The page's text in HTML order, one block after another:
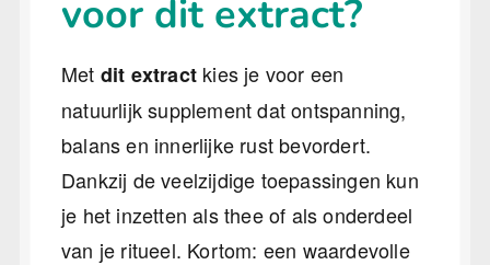
voor dit extract?
Met dit extract kies je voor een
natuurlijk supplement dat ontspanning,
balans en innerlijke rust bevordert.
Dankzij de veelzijdige toepassingen kun
je het inzetten als thee of als onderdeel
van je ritueel. Kortom: een waardevolle